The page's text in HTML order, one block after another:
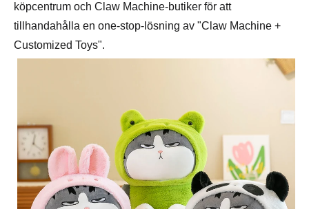
köpcentrum och Claw Machine-butiker för att
tillhandahålla en one-stop-lösning av "Claw Machine +
Customized Toys".